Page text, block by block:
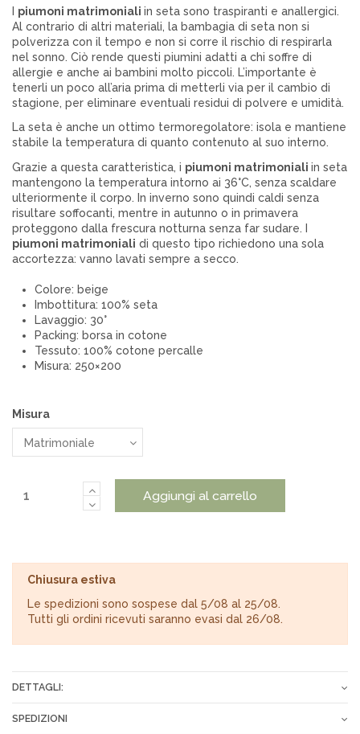
piumoni matrimoniali in seta sono traspiranti e anallergici.
Al contrario di altri materiali, la bambagia di seta non si
polverizza con il tempo e non si corre il rischio di respirarla
nel sonno. Ciò rende questi piumini adatti a chi soffre di
allergie e anche ai bambini molto piccoli. L’importante è
tenerli un poco all’aria prima di metterli via per il cambio di
stagione, per eliminare eventuali residui di polvere e umidità.
La seta è anche un ottimo termoregolatore: isola e mantiene
stabile la temperatura di quanto contenuto al suo interno.
Grazie a questa caratteristica, i piumoni matrimoniali in seta
mantengono la temperatura intorno ai 36°C, senza scaldare
ulteriormente il corpo. In inverno sono quindi caldi senza
risultare soffocanti, mentre in autunno o in primavera
proteggono dalla frescura notturna senza far sudare. I
piumoni matrimoniali di questo tipo richiedono una sola
accortezza: vanno lavati sempre a secco.
Colore: beige
Imbottitura: 100% seta
Lavaggio: 30°
Packing: borsa in cotone
Tessuto: 100% cotone percalle
Misura: 250×200
Misura
Aggiungi al carrello
Chiusura estiva
Le spedizioni sono sospese dal 5/08 al 25/08.
Tutti gli ordini ricevuti saranno evasi dal 26/08.
DETTAGLI:
Misure
SPEDIZIONI